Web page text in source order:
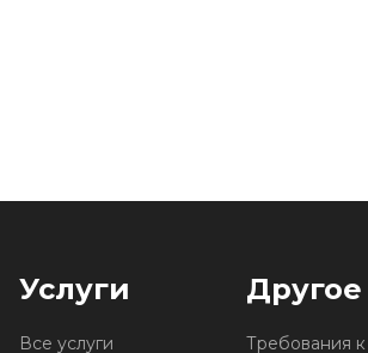
Услуги
Все услуги
Другое
Требования